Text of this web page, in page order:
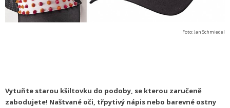
Foto: Jan Schmiedel
Vytuňte starou kšiltovku do podoby, se kterou zaručeně
zabodujete! Naštvané oči, třpytivý nápis nebo barevné ostny